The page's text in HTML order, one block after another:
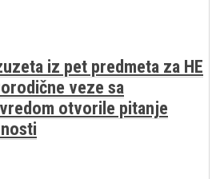
iz pet predmeta za HE
veze sa
otvorile pitanje